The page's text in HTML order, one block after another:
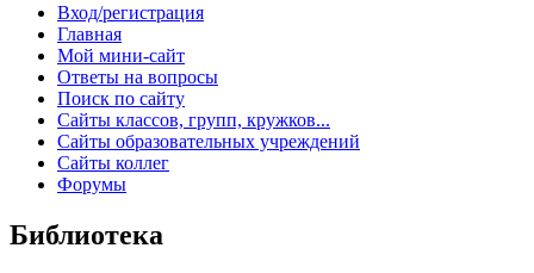
Вход/регистрация
Главная
Мой мини-сайт
Ответы на вопросы
Поиск по сайту
Сайты классов, групп, кружков...
Сайты образовательных учреждений
Сайты коллег
Форумы
Библиотека